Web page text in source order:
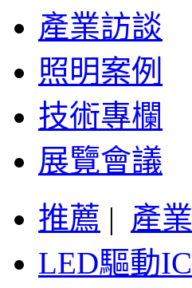
產業訪談
照明案例
技術專欄
展覽會議
推薦 | 產業
LED驅動IC